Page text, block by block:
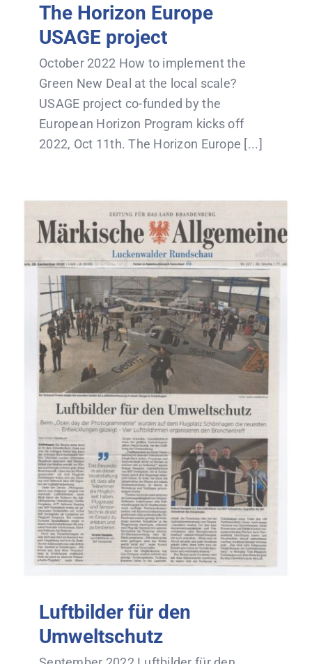
The Horizon Europe
USAGE project
October 2022 How to implement the
Green New Deal at the local scale?
USAGE project co-funded by the
European Horizon Program kicks off
2022, Oct 11th. The Horizon Europe [...]
Luftbilder für den
Umweltschutz